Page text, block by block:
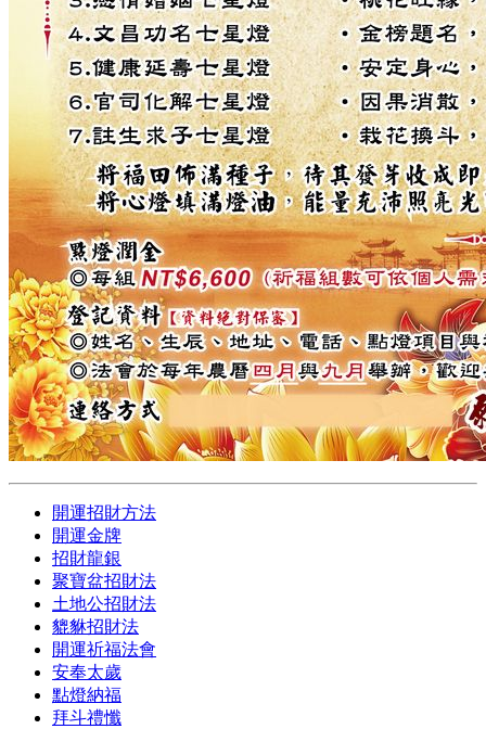
開運招財方法
開運金牌
招財龍銀
聚寶盆招財法
土地公招財法
貔貅招財法
開運祈福法會
安奉太歲
點燈納福
拜斗禮懺